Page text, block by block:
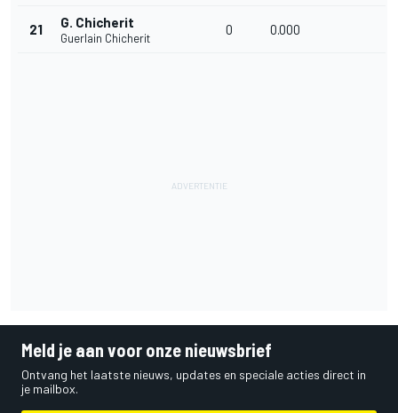
21 G. Chicherit
Guerlain Chicherit
0 0.000
Meld je aan voor onze nieuwsbrief
Ontvang het laatste nieuws, updates en speciale acties direct in
je mailbox.